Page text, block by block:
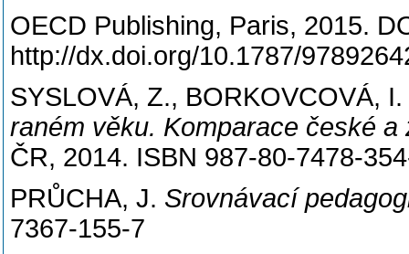
OECD Publishing, Paris, 2015.
http://dx.doi.org/10.1787/
SYSLOVÁ, Z., BORKOVCOVÁ,
raném věku. Komparace české a
ČR, 2014. ISBN 987-80-7478-
PRŮCHA, J. Srovnávací
7367-155-7